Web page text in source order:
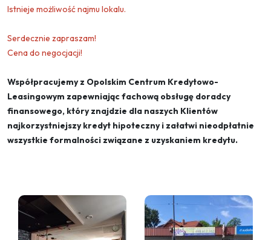
Istnieje możliwość najmu lokalu.
Serdecznie zapraszam!
Cena do negocjacji!
Współpracujemy z Opolskim Centrum Kredytowo-
Leasingowym zapewniając fachową obsługę doradcy
finansowego, który znajdzie dla naszych Klientów
najkorzystniejszy kredyt hipoteczny i załatwi nieodpłatnie
wszystkie formalności związane z uzyskaniem kredytu.